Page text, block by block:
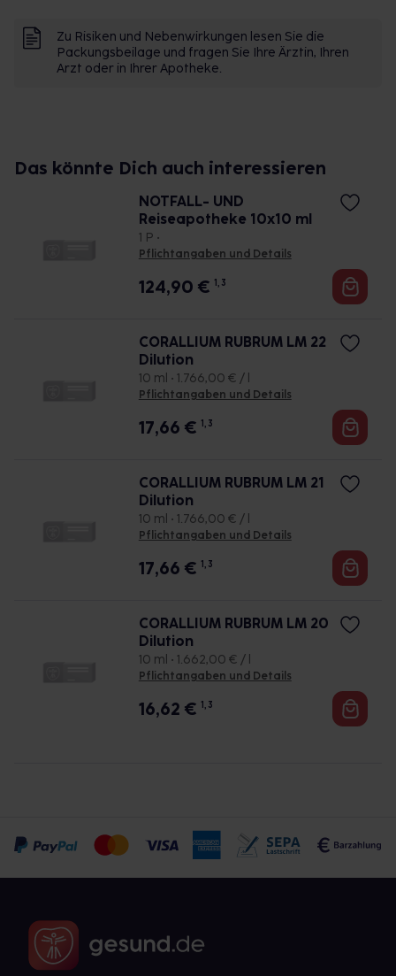
Zu Risiken und Nebenwirkungen lesen Sie die
Packungsbeilage und fragen Sie Ihre Ärztin, Ihren
Arzt oder in Ihrer Apotheke.
Das könnte Dich auch interessieren
NOTFALL- UND
Reiseapotheke 10x10 ml
1 P •
Pflichtangaben und Details
124,90 € 1, 3
CORALLIUM RUBRUM LM 22
Dilution
10 ml • 1.766,00 € / l
Pflichtangaben und Details
17,66 € 1, 3
CORALLIUM RUBRUM LM 21
Dilution
10 ml • 1.766,00 € / l
Pflichtangaben und Details
17,66 € 1, 3
CORALLIUM RUBRUM LM 20
Dilution
10 ml • 1.662,00 € / l
Pflichtangaben und Details
16,62 € 1, 3